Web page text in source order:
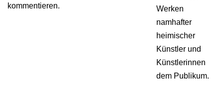
kommentieren.
Werken
namhafter
heimischer
Künstler und
Künstlerinnen
dem Publikum.